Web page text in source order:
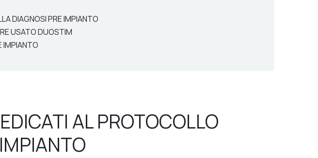
DIAGNOSI PRE IMPIANTO
USATO DUOSTIM
IMPIANTO
AL PROTOCOLLO